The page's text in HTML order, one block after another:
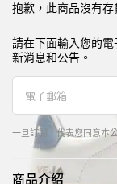
抱歉，此商品沒有存
請在下面輸入您的
新消息和公告。
一旦訂閱，代表您同意本
商品介紹